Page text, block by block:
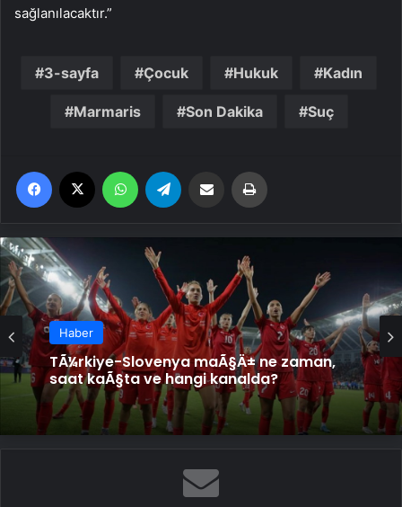
sağlanılacaktır.”
3-sayfa Çocuk Hukuk Kadın
Marmaris Son Dakika Suç
Facebook WhatsApp Email'den paylaş
Haber
TÃ¼rkiye-Slovenya maÃ§Ä± ne zaman,
saat kaÃ§ta ve hangi kanalda?